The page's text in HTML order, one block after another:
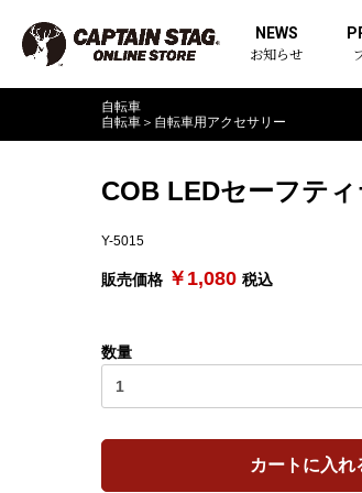
NEWS
お知らせ
自転車
自転車 ＞ 自転車用アクセサリー
COB LEDセーフティ
Y-5015
販売価格 ￥1,080 税込
数量
カートに入れ